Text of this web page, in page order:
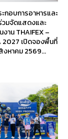
กอบการอาหารและ
วมจัดแสดงและ
งาน THAIFEX –
2027 เปิดจองพื้นที่
งหาคม 2569...